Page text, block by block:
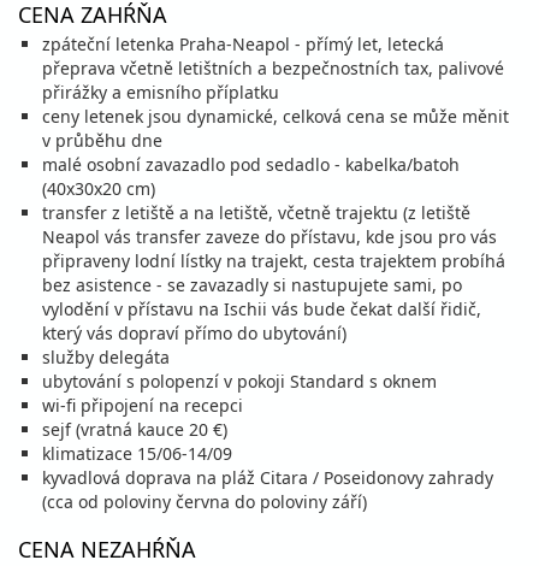
CENA ZAHŔŇA
zpáteční letenka Praha-Neapol - přímý let, letecká
přeprava včetně letištních a bezpečnostních tax, palivové
přirážky a emisního příplatku
ceny letenek jsou dynamické, celková cena se může měnit
v průběhu dne
malé osobní zavazadlo pod sedadlo - kabelka/batoh
(40x30x20 cm)
transfer z letiště a na letiště, včetně trajektu (z letiště
Neapol vás transfer zaveze do přístavu, kde jsou pro vás
připraveny lodní lístky na trajekt, cesta trajektem probíhá
bez asistence - se zavazadly si nastupujete sami, po
vylodění v přístavu na Ischii vás bude čekat další řidič,
který vás dopraví přímo do ubytování)
služby delegáta
ubytování s polopenzí v pokoji Standard s oknem
wi-fi připojení na recepci
sejf (vratná kauce 20 €)
klimatizace 15/06-14/09
kyvadlová doprava na pláž Citara / Poseidonovy zahrady
(cca od poloviny června do poloviny září)
CENA NEZAHŔŇA